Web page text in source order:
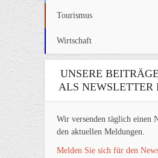
Tourismus
Wirtschaft
UNSERE
ALS NEWSLETTER
Wir versenden täglich einen
den aktuellen Meldungen.
Melden Sie sich für den